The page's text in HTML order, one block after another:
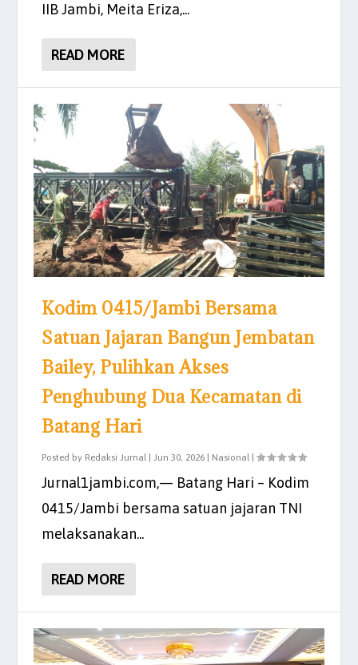
IIB Jambi, Meita Eriza,...
READ MORE
Kodim 0415/Jambi Bersama
Satuan Jajaran Bangun Jembatan
Bailey, Pulihkan Akses
Penghubung Dua Kecamatan di
Batang Hari
Posted by Redaksi Jurnal |Jun 30, 2026 Nasional |
Jurnal1jambi.com,— Batang Hari – Kodim
0415/Jambi bersama satuan jajaran TNI
melaksanakan...
READ MORE